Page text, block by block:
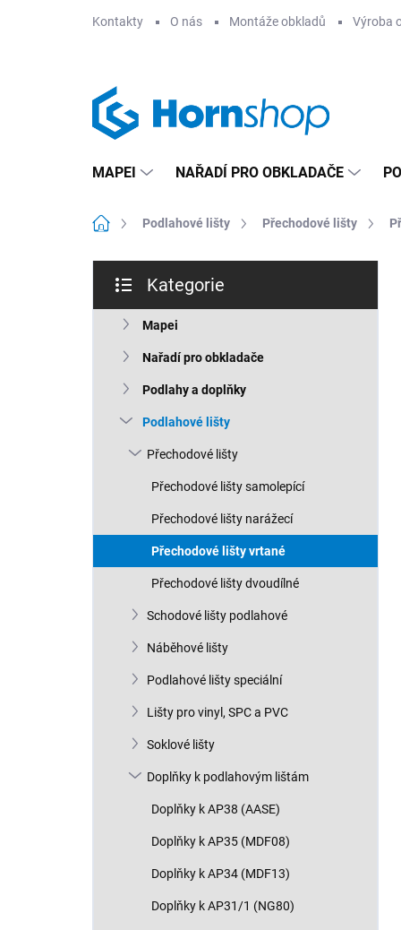
Kontakty O nás Montáže obkladů Výroba
MAPEI NAŘADÍ PRO OBKLADAČE
Domů Podlahové lišty Přechodové lišty
s
kategorie
Kategorie
Mapei
Nařadí pro obkladače
Podlahy a doplňky
Podlahové lišty
Přechodové lišty
Přechodové lišty samolepící
Přechodové lišty narážecí
Přechodové lišty vrtané
Přechodové lišty dvoudílné
Schodové lišty podlahové
Náběhové lišty
Podlahové lišty speciální
Lišty pro vinyl, SPC a PVC
Soklové lišty
Doplňky k podlahovým lištám
Doplňky k AP38 (AASE)
Doplňky k AP35 (MDF08)
Doplňky k AP34 (MDF13)
Doplňky k AP31/1 (NG80)